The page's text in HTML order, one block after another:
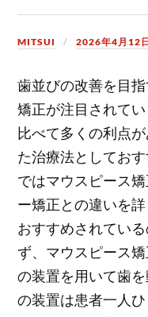
MITSUI 2026年4月12
歯並びの改善を目
矯正が注目されて
比べて多くの利点
た治療法としてお
ではマウスピース
ー矯正との違いを
おすすめされてい
ず、マウスピース
の装置を用いて歯
の装置は患者一人